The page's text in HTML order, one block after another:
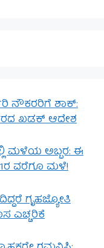
ನೌಕರರಿಗೆ ಶಾಕ್:
ಖಡಕ್ ಆದೇಶ
ಮಳೆಯ ಅಬ್ಬರ: ಈ
ವರೆಗೂ ಮಳೆ!
ಗೃಹಜ್ಯೋತಿ
ಎಚ್ಚರಿಕೆ